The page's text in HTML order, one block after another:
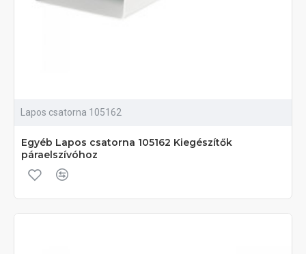
Lapos csatorna 105162
Egyéb Lapos csatorna 105162 Kiegészítők
páraelszívóhoz